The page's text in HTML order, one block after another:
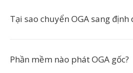
Tại sao chuyển OGA sang định
Phần mềm nào phát OGA gốc?